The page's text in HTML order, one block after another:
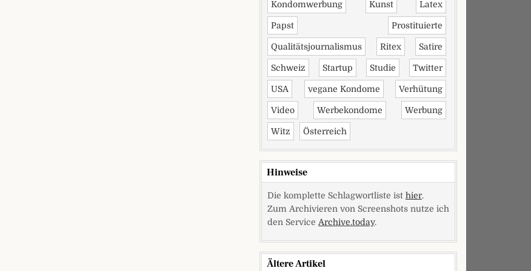
Kondomwerbung Kunst Latex
Papst Prostituierte
Qualitätsjournalismus Ritex Satire
Schweiz Startup Studie Twitter
USA vegane Kondome Verhütung
Video Werbekondome Werbung
Witz Österreich
Hinweise
Die komplette Schlagwortliste ist hier.
Zum Archivieren von Screenshots nutze ich
den Service Archive.today.
Ältere Artikel